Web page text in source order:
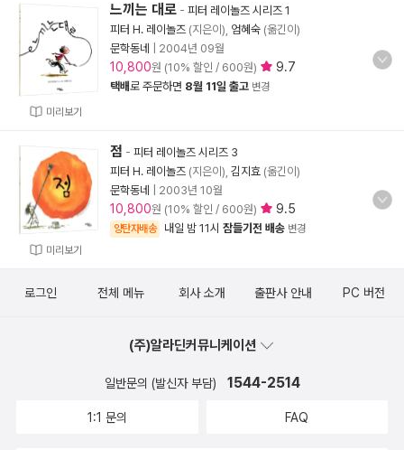
미리보기
느끼는 대로 - 피터 레이놀즈 시리즈 1
피터 H. 레이놀즈 (지은이), 엄혜숙 (옮긴이)
문학동네
2004년 09월
10,800원 (10% 할인 / 600원) 9.7
택배로 주문하면 8월 11일 출고 변경
미리보기
점 - 피터 레이놀즈 시리즈 3
피터 H. 레이놀즈 (지은이), 김지효 (옮긴이)
문학동네
2003년 10월
10,800원 (10% 할인 / 600원) 9.5
양탄자배송 내일 밤 11시 잠들기전 배송 변경
로그인 전체 메뉴 회사 소개 출판사 안내 PC 버전
(주)알라딘커뮤니케이션
일반문의 (발신자 부담) 1544-2514
1:1 문의 FAQ